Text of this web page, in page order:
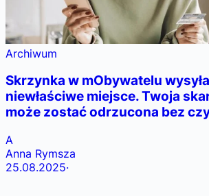
Archiwum
Skrzynka w mObywatelu
niewłaściwe miejsce. Twoja
może zostać odrzucona bez
A
Anna Rymsza
25.08.2025·